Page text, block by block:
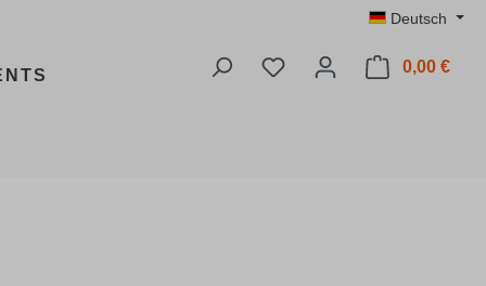
Deutsch
Du hast 0 Produkte auf
0,00 €